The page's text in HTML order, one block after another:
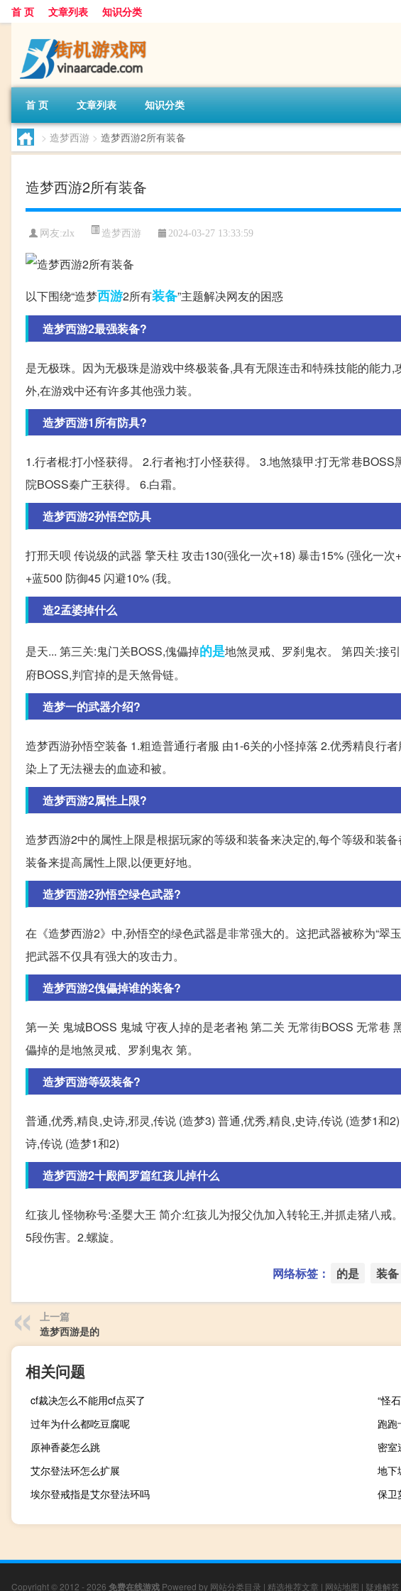
首 页 文章列表 知识分类
首 页 文章列表 知识分类
> 造梦西游 > 造梦西游2所有装备
造梦西游2所有装备
网友:zlx 造梦西游 2024-03-27 13:33:59
以下围绕“造梦西游2所有装备”主题解决网友的困惑
造梦西游2最强装备?
是无极珠。因为无极珠是游戏中终极装备,具有无限连击和特殊技能的能
外,在游戏中还有许多其他强力装。
造梦西游1所有防具?
1.行者棍:打小怪获得。 2.行者袍:打小怪获得。 3.地煞猿甲:打无常巷
院BOSS秦广王获得。 6.白霜。
造梦西游2孙悟空防具
打邢天呗 传说级的武器 擎天柱 攻击130(强化一次+18) 暴击15% (强化一
+蓝500 防御45 闪避10% (我。
造2孟婆掉什么
是天... 第三关:鬼门关BOSS,傀儡掉的是地煞灵戒、罗刹鬼衣。 第四关:接
府BOSS,判官掉的是天煞骨链。
造梦一的武器介绍?
造梦西游孙悟空装备 1.粗造普通行者服 由1-6关的小怪掉落 2.优秀精良行
染上了无法褪去的血迹和被。
造梦西游2属性上限?
造梦西游2中的属性上限是根据玩家的等级和装备来决定的,每个等级和装
装备来提高属性上限,以便更好地。
造梦西游2孙悟空绿色武器?
在《造梦西游2》中,孙悟空的绿色武器是非常强大的。这把武器被称为“翠
把武器不仅具有强大的攻击力。
造梦西游2傀儡掉谁的装备?
第一关 鬼城BOSS 鬼城 守夜人掉的是老者袍 第二关 无常街BOSS 无常巷
儡掉的是地煞灵戒、罗刹鬼衣 第。
造梦西游等级装备?
普通,优秀,精良,史诗,邪灵,传说 (造梦3) 普通,优秀,精良,史诗,传说 (造梦1和
诗,传说 (造梦1和2)
造梦西游2十殿阎罗篇红孩儿掉什么
红孩儿 怪物称号:圣婴大王 简介:红孩儿为报父仇加入转轮王,并抓走猪八
5段伤害。2.螺旋。
网络标签： 的是 装备
上一篇
造梦西游是的
相关问题
cf裁决怎么不能用cf点买了
“怪
过年为什么都吃豆腐呢
跑跑
原神香菱怎么跳
密室
艾尔登法环怎么扩展
地下
埃尔登戒指是艾尔登法环吗
保卫
Copyright © 2012 - 2026 免费在线游戏 Powered by 网站分类目录 | 精选推荐文章 | 网站地图 | 疑难解答